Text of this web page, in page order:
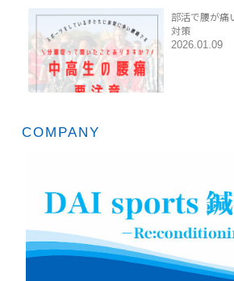
部活で腰が痛
対策
2026.01.09
COMPANY